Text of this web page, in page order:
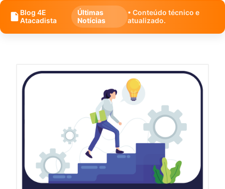
Blog 4E
Atacadista
Últimas
Notícias
• Conteúdo técnico e
atualizado.